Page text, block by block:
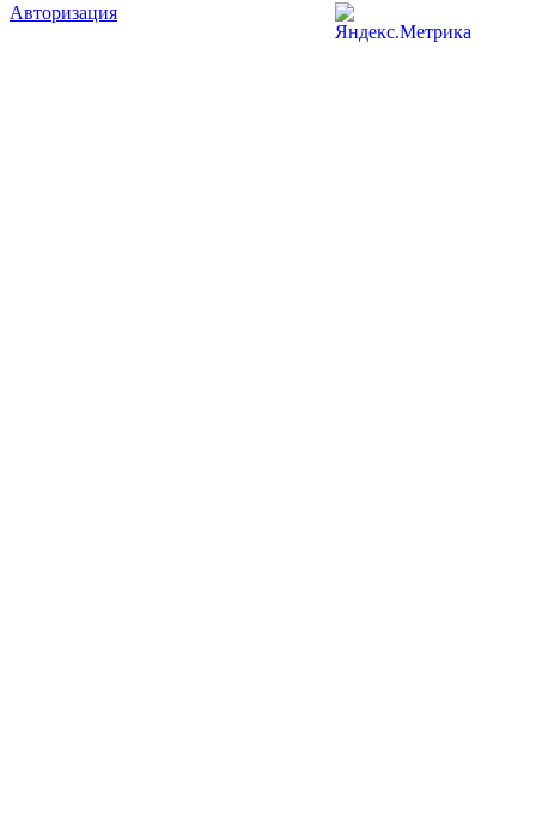
Авторизация